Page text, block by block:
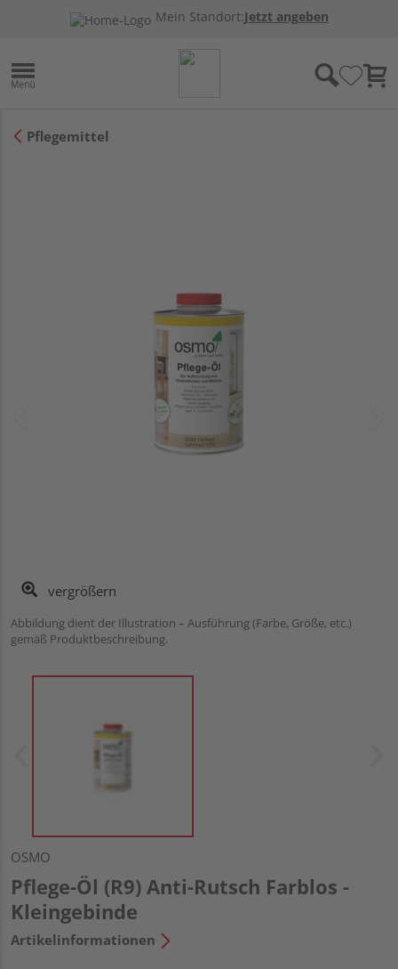
Mein Standort:Jetzt angeben
Pflegemittel
vergrößern
Abbildung dient der Illustration – Ausführung (Farbe, Größe, etc.)
gemäß Produktbeschreibung.
OSMO
Pflege-Öl (R9) Anti-Rutsch Farblos -
Kleingebinde
Artikelinformationen